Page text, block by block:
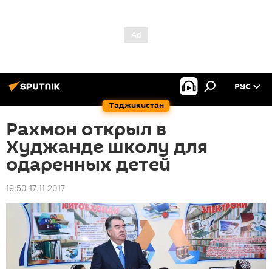
Таджикистан
РУС
Рахмон открыл в
Худжанде школу для
одаренных детей
19:50 17.11.2017